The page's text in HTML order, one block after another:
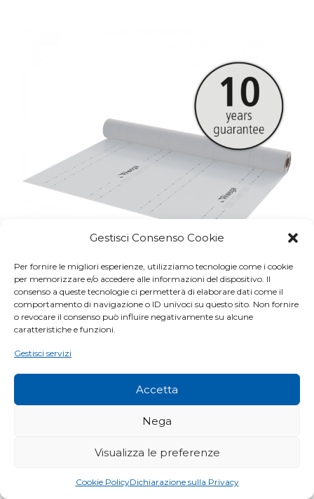
Gestisci Consenso Cookie
Per fornire le migliori esperienze, utilizziamo tecnologie come i cookie
per memorizzare e/o accedere alle informazioni del dispositivo. Il
consenso a queste tecnologie ci permetterà di elaborare dati come il
comportamento di navigazione o ID univoci su questo sito. Non fornire
o revocare il consenso può influire negativamente su alcune
caratteristiche e funzioni.
Gestisci servizi
Accetta
Nega
Visualizza le preferenze
Cookie PolicyDichiarazione sulla Privacy
VSK CLEAR 280
Il meglio per tetto e parete
dl.level1 > dt:nth-of-type(1)").addClass("opened");
type(1)").addClass("opened"); jQuery("#panel-r2 dl.level1 >
type(2)").addClass("opened"); jQuery("#panel-r2 dl.level1 >